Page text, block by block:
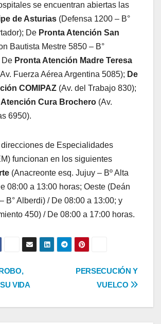
se encuentran abiertas las
de Asturias (Defensa 1200 – B°
De Pronta Atención San
Bautista Mestre 5850 – B°
De Pronta Atención Madre Teresa
Fuerza Aérea Argentina 5085); De
COMIPAZ (Av. del Trabajo 830);
Atención Cura Brochero (Av.
6950).
direcciones de Especialidades
funcionan en los siguientes
(Anacreonte esq. Jujuy – Bº Alta
08:00 a 13:00 horas; Oeste (Deán
B° Alberdi) / De 08:00 a 13:00; y
450) / De 08:00 a 17:00 horas.
PERSECUCIÓN Y
VUELCO
VIDA